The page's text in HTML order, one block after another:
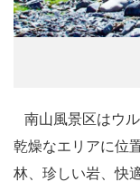
南山風景区はウ
乾燥なエリアに位
林、珍しい岩、快